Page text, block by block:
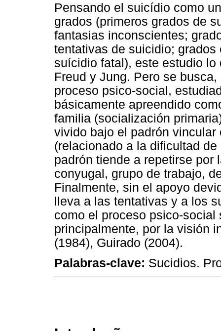
Pensando el suicídio como
grados (primeros grados de
fantasias inconscientes;
tentativas de suicidio;
suícidio fatal), este estudio
Freud y Jung. Pero se
proceso psico-social,
básicamente apreendido
familia (socialización
vivido bajo el padrón
(relacionado a la dificultad
padrón tiende a repetirse
conyugal, grupo de trabajo,
Finalmente, sin el apoyo
lleva a las tentativas y a los
como el proceso psico-
principalmente, por la visión
(1984), Guirado (2004).
Palabras-clave: Sucidios.